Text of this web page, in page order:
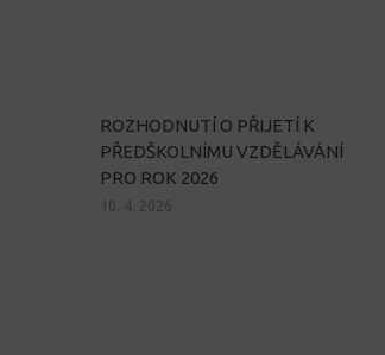
ROZHODNUTÍ O PŘIJETÍ K
PŘEDŠKOLNÍMU VZDĚLÁVÁNÍ
PRO ROK 2026
10. 4. 2026